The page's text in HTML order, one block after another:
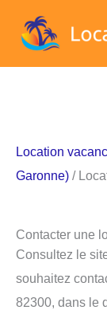
Location
Garonne) /
Contacter une
Consultez le
souhaitez
82300, dans le